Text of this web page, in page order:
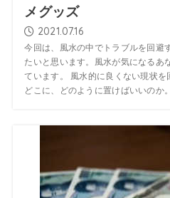
メグッズ
2021.07.16
今回は、風水の中でトラブルを回避
たいと思います。風水が気になるあ
ています。 風水的に良くない現状
どこに、どのように置けばいいのか